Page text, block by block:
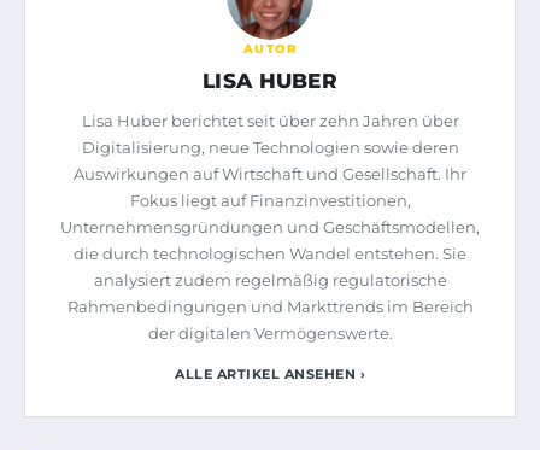
AUTOR
LISA HUBER
Lisa Huber berichtet seit über zehn Jahren über
Digitalisierung, neue Technologien sowie deren
Auswirkungen auf Wirtschaft und Gesellschaft. Ihr
Fokus liegt auf Finanzinvestitionen,
Unternehmensgründungen und Geschäftsmodellen,
die durch technologischen Wandel entstehen. Sie
analysiert zudem regelmäßig regulatorische
Rahmenbedingungen und Markttrends im Bereich
der digitalen Vermögenswerte.
ALLE ARTIKEL ANSEHEN ›